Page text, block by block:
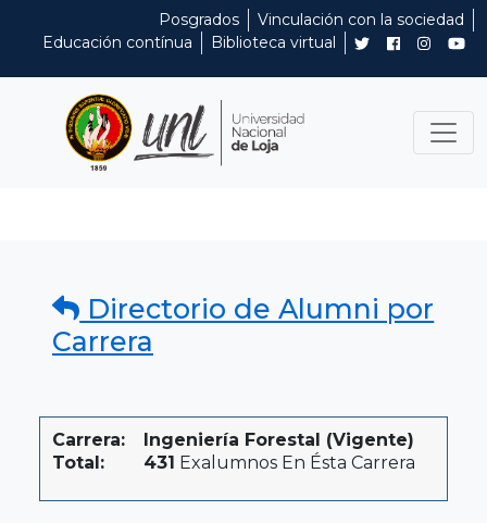
Posgrados
Vinculación con la sociedad
Educación contínua
Biblioteca virtual
Directorio de Alumni por
Carrera
Carrera:
Ingeniería Forestal (Vigente)
Total:
431 Exalumnos En Ésta Carrera